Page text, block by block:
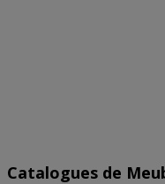
Catalogues de